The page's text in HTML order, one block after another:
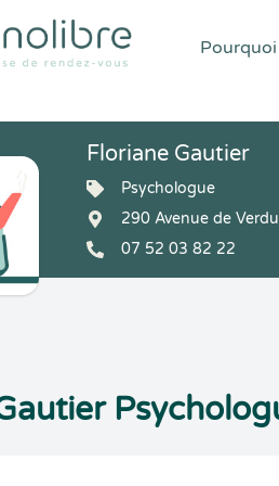
Floriane Gautier
Psychologue
290 Avenue de
07 52 03 82 22